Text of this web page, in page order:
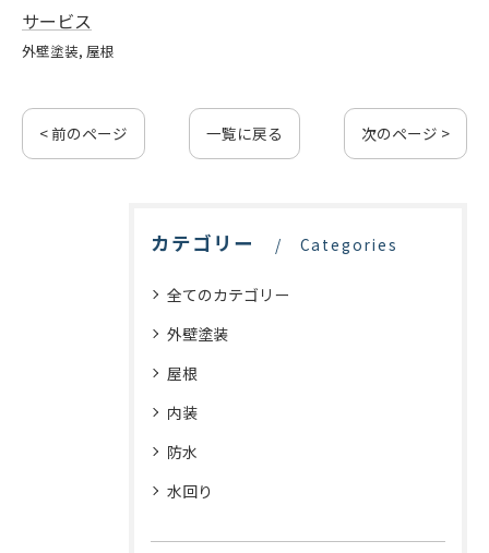
サービス
外壁塗装 屋根
< 前のページ 一覧に戻る 次のページ >
カテゴリー Categories
全てのカテゴリー
外壁塗装
屋根
内装
防水
水回り